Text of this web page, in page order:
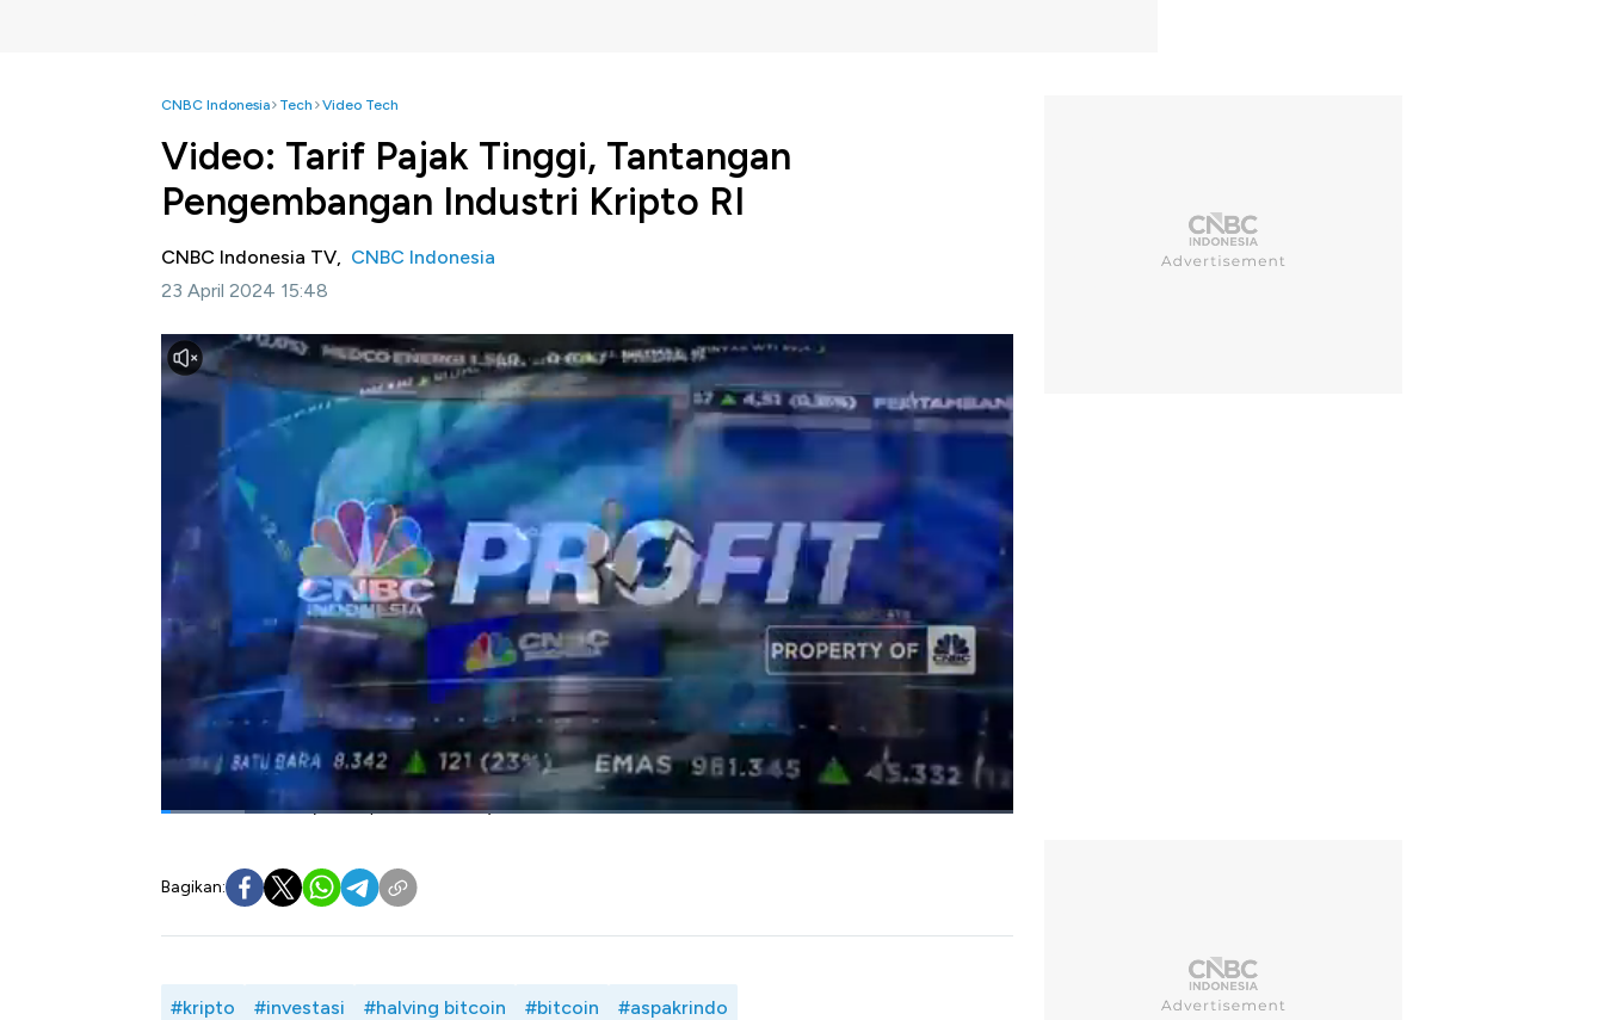
CNBC Indonesia Tech Video Tech
Video: Tarif Pajak Tinggi, Tantangan
Pengembangan Industri Kripto RI
CNBC Indonesia TV, CNBC Indonesia
23 April 2024 15:48
Jakarta, CNBC Indonesia-Pasar kripto tengah diserbu investor seiring dengan momen halving
Bitcoin network yang mendorong kenaikan harga aset kripto.
Dalam berinvestasi kripto di momen halving, CEO Tokocrypto, Yudhono Rawis menyebutkan
pentingnya investor untuk memperhatikan fundamental aset terkait supply, demand maupun market
cap dalam berinvestasi aset kripto saat ini. Selain itu juga diperlukan strategi dalam menentukan
'timing' untuk masuk berinvestasi.
Di sisi lain Direktur Eksekutif Asosiasi Pedagang Aset Kripto Indonesia (Aspakrindo), Asih Karnengsih
mengungkapkan prospek perkembangan industri kripto di tahun Halving Bitcoin. Dimana penguatan
regulasi dari regulator dengan potensi pasar yang besar akan mendorong inovasi produk dan layanan
aset kripto dalam negeri.
Namun demikian tingginya tarif pajak juga disebut Aspakrindo menjadi tantangan bagi industri kripto
saat ini. Lalu seperti apa prospek dan tantangan industri kripto di tahun halving bitcoin?
Selengkapnya simak dialog Anneke Wijaya dengan CEO Tokocrypto, Yudhono Rawis dan Direktur
Eksekutif Asosiasi Pedagang Aset Kripto Indonesia (Aspakrindo), Asih Karnengsih dalam Profit,
CNBC Indonesia (Selasa, 23/04/2024)
Bagikan:
#kripto #investasi #halving bitcoin #bitcoin #aspakrindo